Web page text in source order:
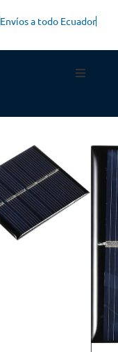
Envíos a todo Ecuador